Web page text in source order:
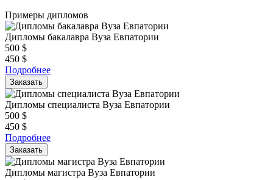
Примеры дипломов
Дипломы бакалавра Вуза Евпатории
500 $
450 $
Подробнее
Заказать
Дипломы специалиста Вуза Евпатории
500 $
450 $
Подробнее
Заказать
Дипломы магистра Вуза Евпатории